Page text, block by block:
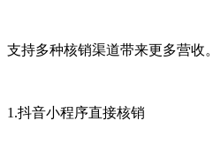
支持多种核销渠道带来更多营收。
1.抖音小程序直接核销